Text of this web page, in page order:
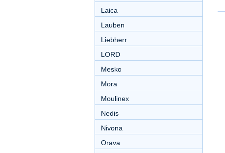
Laica
Lauben
Liebherr
LORD
Mesko
Mora
Moulinex
Nedis
Nivona
Orava